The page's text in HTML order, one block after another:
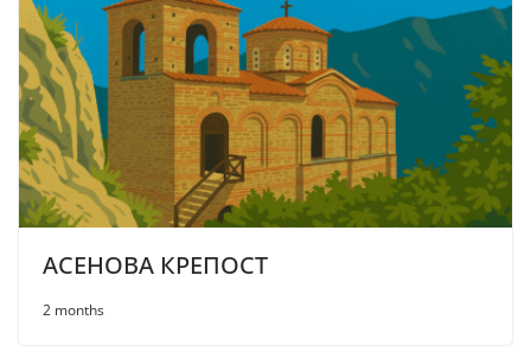
АСЕНОВА КРЕПОСТ
2 months